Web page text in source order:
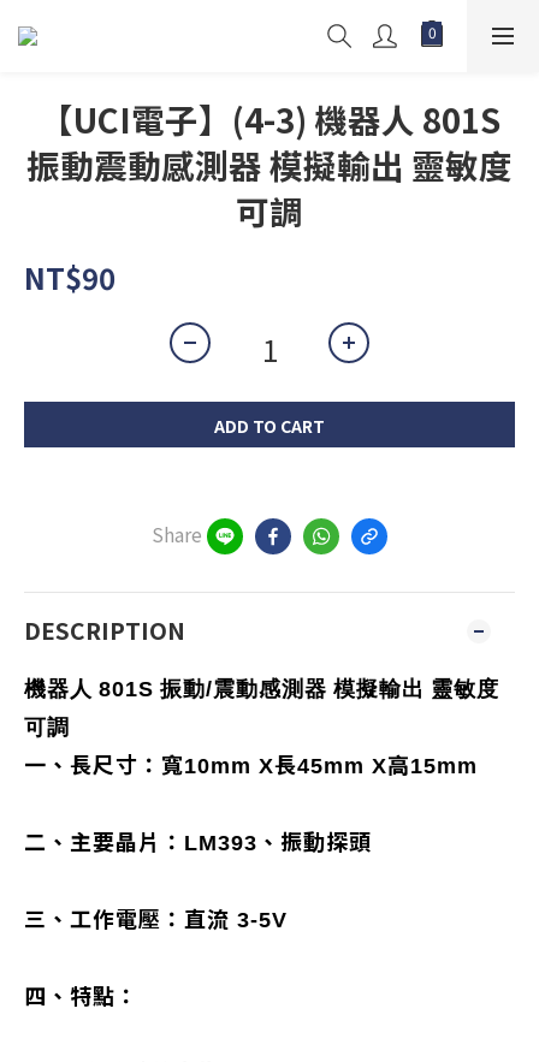
【UCI電子】(4-3) 機器人 801S
振動震動感測器 模擬輸出 靈敏度
可調
NT$90
ADD TO CART
Share
DESCRIPTION
機器人 801S 振動/震動感測器 模擬輸出 靈敏度
可調
一、長尺寸：寬10mm X長45mm X高15mm
二、主要晶片： LM393 、振動探頭
三、工作電壓：直流 3-5V
四、特點：